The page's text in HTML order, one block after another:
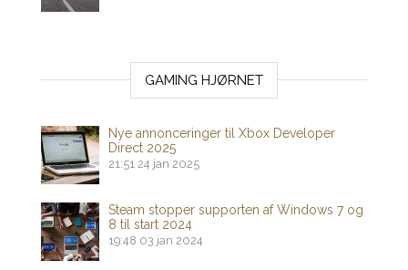
GAMING HJØRNET
Nye annonceringer til Xbox Developer
Direct 2025
21:51 24 jan 2025
Steam stopper supporten af ​​Windows 7 og
8 til start 2024
19:48 03 jan 2024